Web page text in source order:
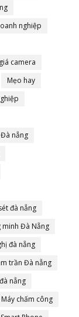
nghiệp
camera
Mẹo hay
nẵng
đà nẵng
minh Đà Nẵng
đà nẵng
trần Đà nẵng
nẵng
Máy chấm công